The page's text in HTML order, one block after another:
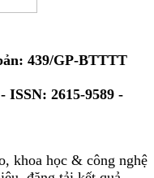
GP-BTTTT
2615-9589 -
khoa học & công nghệ